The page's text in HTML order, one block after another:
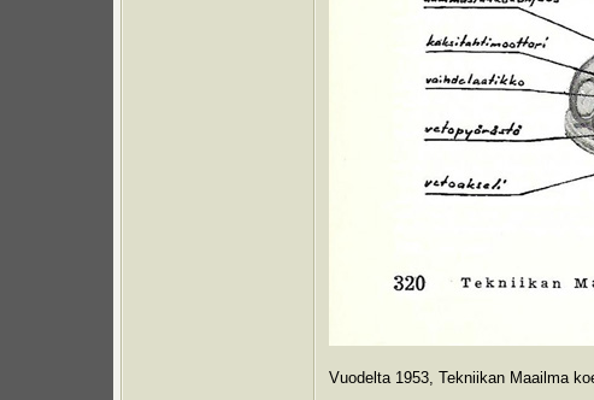
Vuodelta 1953, Tekniikan Maailma